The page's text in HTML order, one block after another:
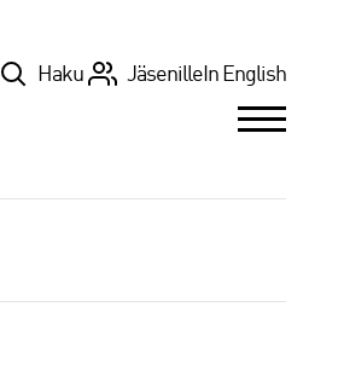
TopHaku Jäsenille In English